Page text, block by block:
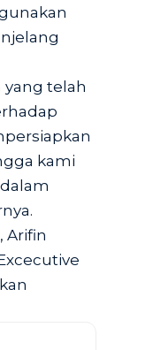
yang telah
kami
Arifin